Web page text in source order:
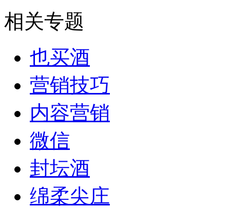
相关专题
也买酒
营销技巧
内容营销
微信
封坛酒
绵柔尖庄